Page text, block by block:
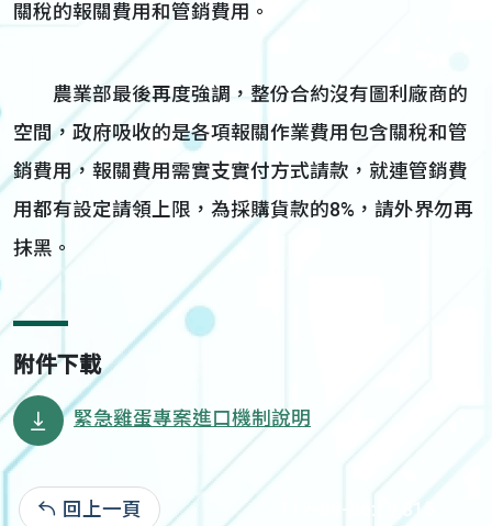
關稅的報關費用和管銷費用。
農業部最後再度強調，整份合約沒有圖利廠商的
空間，政府吸收的是各項報關作業費用包含關稅和管
銷費用，報關費用需實支實付方式請款，就連管銷費
用都有設定請領上限，為採購貨款的8%，請外界勿再
抹黑。
附件下載
緊急雞蛋專案進口機制說明
回上一頁 112-09-06:19,815